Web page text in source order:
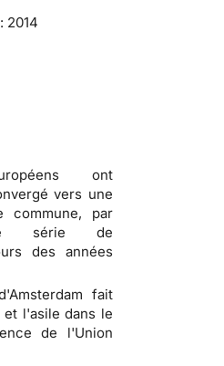
2014
ont
vers une
commune, par
série de
des années
fait
l'asile dans le
de l'Union